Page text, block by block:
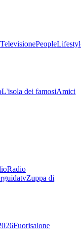
TelevisionePeople
L'isola dei famosiAmici
Radio
Zuppa di
Fuorisalone